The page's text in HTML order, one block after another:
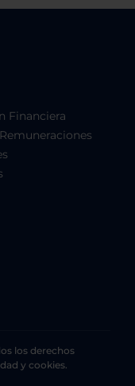
Financiera
los derechos
y cookies.